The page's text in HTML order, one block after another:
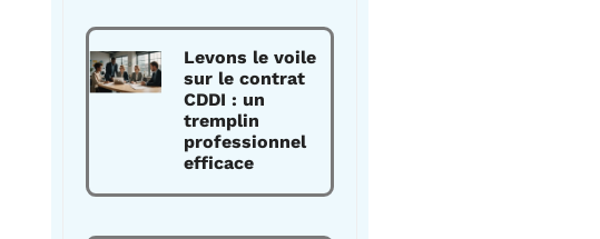
Levons le voile
sur le contrat
CDDI : un
tremplin
professionnel
efficace